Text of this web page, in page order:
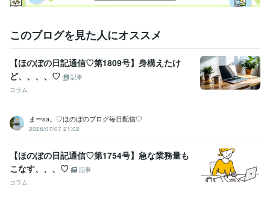
このブログを見た人にオススメ
【ほのぼの日記通信♡第1809号】身構えたけ
ど、、、、♡
記事
コラム
まーsa。♡ほのぼのブログ毎日配信♡
2026/07/07 21:02
【ほのぼの日記通信♡第1754号】急な業務量も
こなす、、、♡
記事
コラム